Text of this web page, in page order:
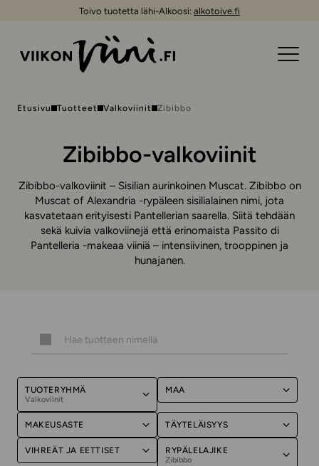
Toivo tuotetta lähi-Alkoosi: alkotoive.fi
Etusivu Tuotteet Valkoviinit Zibibbo
Zibibbo-valkoviinit
Zibibbo-valkoviinit – Sisilian aurinkoinen Muscat. Zibibbo on
Muscat of Alexandria -rypäleen sisilialainen nimi, jota
kasvatetaan erityisesti Pantellerian saarella. Siitä tehdään
sekä kuivia valkoviinejä että erinomaista Passito di
Pantelleria -makeaa viiniä – intensiivinen, trooppinen ja
hunajanen.
TUOTERYHMÄ
Valkoviinit
MAA
MAKEUSASTE TÄYTELÄISYYS
VIHREÄT JA EETTISET RYPÄLELAJIKE
Zibibbo